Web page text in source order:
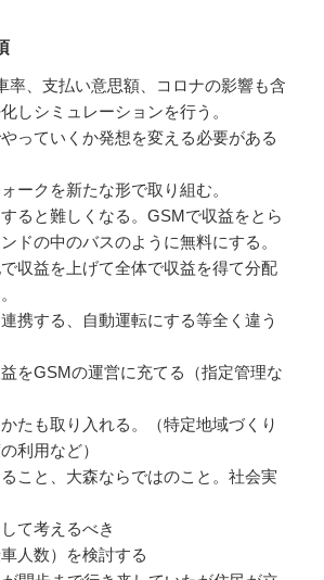
率、支払い意思額、コロナの影響も含
しシミュレーションを行う。
っていくか発想を変える必要がある
ークを新たな形で取り組む。
ると難しくなる。GSMで収益をとら
ドの中のバスのように無料にする。
収益を上げて全体で収益を得て分配
携する、自動運転にする等全く違う
をGSMの運営に充てる（指定管理な
たも取り入れる。（特定地域づくり
利用など）
こと、大森ならではのこと。社会実
て考えるべき
人数）を検討する